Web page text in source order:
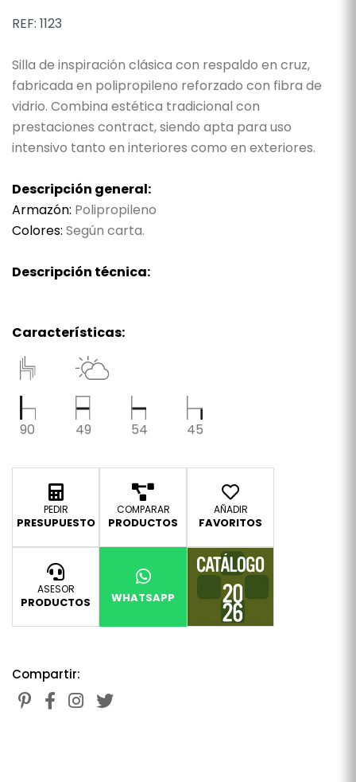
REF: 1123
Silla de inspiración clásica con respaldo en cruz,
fabricada en polipropileno reforzado con fibra de
vidrio. Combina estética tradicional con
prestaciones contract, siendo apta para uso
intensivo tanto en interiores como en exteriores.
Descripción general:
Armazón: Polipropileno
Colores: Según carta.
Descripción técnica:
Características:
90 49 54 45
PEDIR
PRESUPUESTO
COMPARAR
PRODUCTOS
AÑADIR
FAVORITOS
ASESOR
PRODUCTOS WHATSAPP
Compartir: